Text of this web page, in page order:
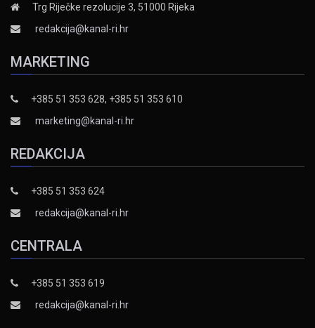
Trg Riječke rezolucije 3, 51000 Rijeka
redakcija@kanal-ri.hr
MARKETING
+385 51 353 628, +385 51 353 610
marketing@kanal-ri.hr
REDAKCIJA
+385 51 353 624
redakcija@kanal-ri.hr
CENTRALA
+385 51 353 619
redakcija@kanal-ri.hr